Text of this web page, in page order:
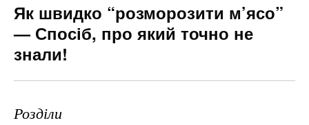
Як швидко “розморозити м’ясо”
— Спосіб, про який точно не
знали!
Розділи